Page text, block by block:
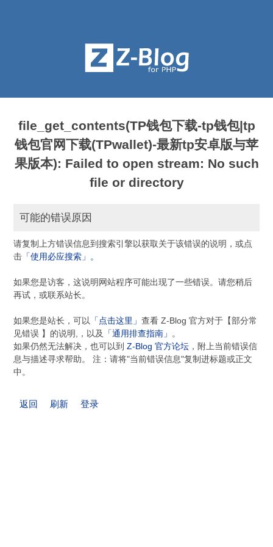
file_get_contents(TP钱包下载-tp钱包|tp
钱包官网下载(TPwallet)-最新tp安卓版与苹
果版本): Failed to open stream: No such
file or directory
可能的错误原因
请复制上方错误信息到搜索引擎以获取关于该错误的说明，或点
击 「使用必应搜索」。
如果您是访客，这说明网站程序可能出现了一些错误。请您稍后
再试，或联系站长。
如果您是站长，可以 「点击这里」查看 Z-Blog 官方对于【部分常
见错误 】的说明,，以及
「通用排查指南」 。
如果仍然无法解决，也可以到Z-Blog 官方论坛 ，附上当前错误信
息与描述寻求帮助。 注：请将"当前错误信息"复制进标题或正文
中。
返回 刷新 登录